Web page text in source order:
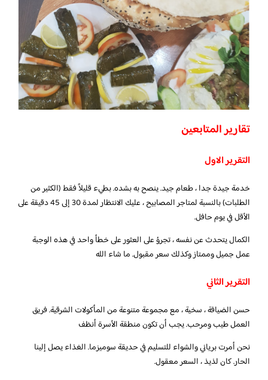
تقارير المتابعين
التقرير الاول
خدمة جيدة جدا ، طعام جيد. ينصح به بشده. بطيء قليلاً فقط (الكثير من
الطلبات) بالنسبة لمتاجر المصابيح ، عليك الانتظار لمدة 30 إلى 45 دقيقة على
الأقل في يوم حافل.
الكمال يتحدث عن نفسه ، تجرؤ على العثور على خطأ واحد في هذه الوجبة
عمل جميل وممتاز وكذلك سعر مقبول. ما شاء الله
التقرير الثاني
حسن الضيافة ، سخية ، مع مجموعة متنوعة من المأكولات الشرقية. فريق
العمل طيب ومرحب. يجب أن تكون منطقة الأسرة أنظف
نحن أمرت برياني والشواء للتسليم في حديقة سوميزما. الغذاء يصل إلينا
الحار. كان لذيذ ، السعر معقول.